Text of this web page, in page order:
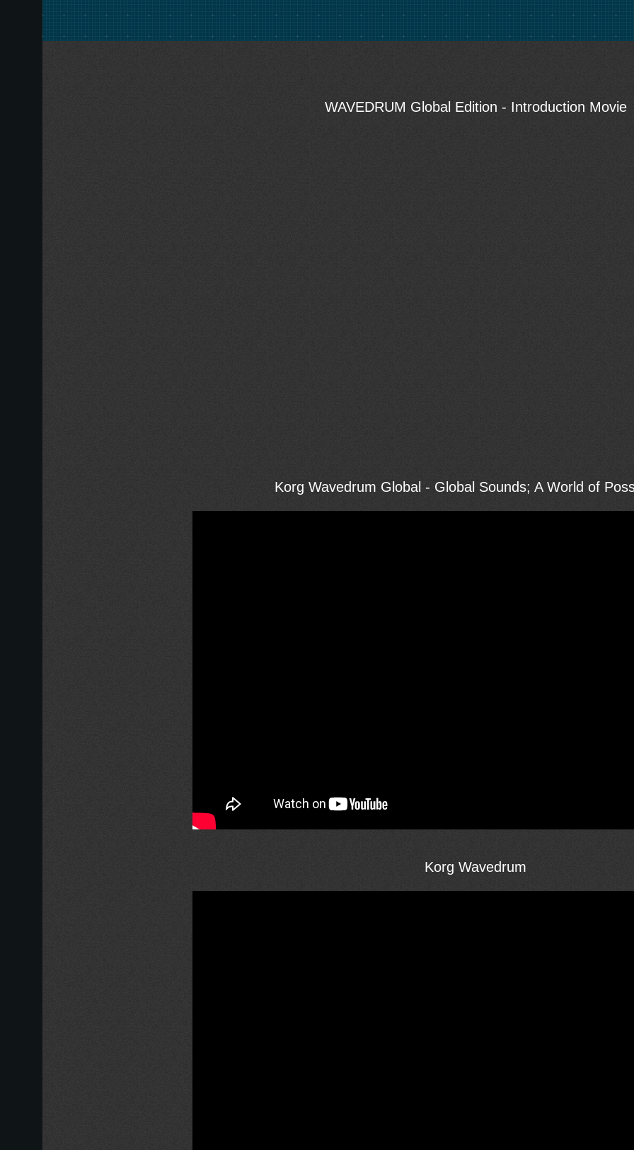
WAVEDRUM Global Edition - Introduction Movie
Korg Wavedrum Global - Global Sounds; A World of
Korg Wavedrum